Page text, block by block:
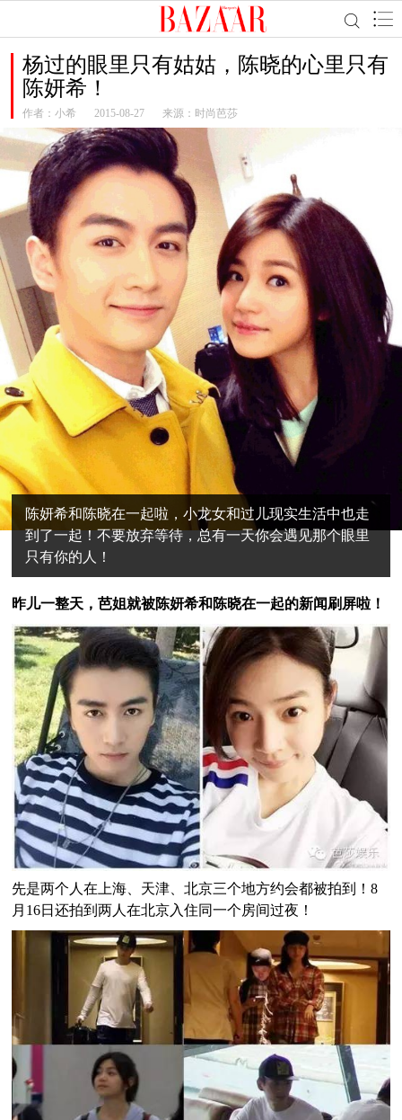
杨过的眼里只有姑姑，陈晓的心里只有
陈妍希！
作者： 小希 2015-08-27 来源：时尚芭莎
陈妍希和陈晓在一起啦，小龙女和过儿现实生活中也走
到了一起！不要放弃等待，总有一天你会遇见那个眼里
只有你的人！
昨儿一整天，芭姐就被陈妍希和陈晓在一起的新闻刷屏啦！
先是两个人在上海、天津、北京三个地方约会都被拍到！8
月16日还拍到两人在北京入住同一个房间过夜！